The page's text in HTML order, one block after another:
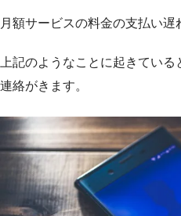
月額サービスの料金の支払い遅
上記のようなことに起きてい
連絡がきます。